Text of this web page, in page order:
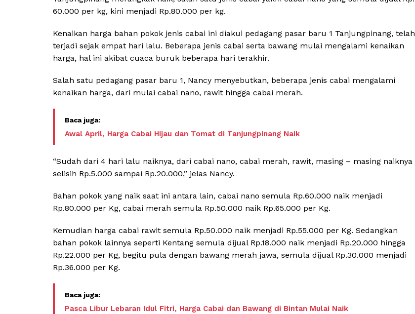
60.000 per kg, kini menjadi Rp.80.000 per kg.
Kenaikan harga bahan pokok jenis cabai ini diakui pedagang pasar baru 1 Tanjungpinang, telah
terjadi sejak empat hari lalu. Beberapa jenis cabai serta bawang mulai mengalami kenaikan
harga, hal ini akibat cuaca buruk beberapa hari terakhir.
Salah satu pedagang pasar baru 1, Nancy menyebutkan, beberapa jenis cabai mengalami
kenaikan harga, dari mulai cabai nano, rawit hingga cabai merah.
Awal April, Harga Cabai Hijau dan Tomat di Tanjungpinang Naik
“Sudah dari 4 hari lalu naiknya, dari cabai nano, cabai merah, rawit, masing – masing naiknya
selisih Rp.5.000 sampai Rp.20.000,” jelas Nancy.
Bahan pokok yang naik saat ini antara lain, cabai nano semula Rp.60.000 naik menjadi
Rp.80.000 per Kg, cabai merah semula Rp.50.000 naik Rp.65.000 per Kg.
Kemudian harga cabai rawit semula Rp.50.000 naik menjadi Rp.55.000 per Kg. Sedangkan
bahan pokok lainnya seperti Kentang semula dijual Rp.18.000 naik menjadi Rp.20.000 hingga
Rp.22.000 per Kg, begitu pula dengan bawang merah jawa, semula dijual Rp.30.000 menjadi
Rp.36.000 per Kg.
Pasca Libur Lebaran Idul Fitri, Harga Cabai dan Bawang di Bintan Mulai Naik